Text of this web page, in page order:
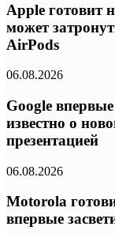
Apple готовит
может
AirPods
06.08.2026
Google
известно о
презентацией
06.08.2026
Motorola
впервые